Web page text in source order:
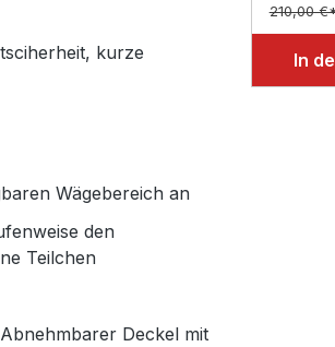
kurze
Wägebereich an
den
Teilchen
Deckel mit
210,00
In